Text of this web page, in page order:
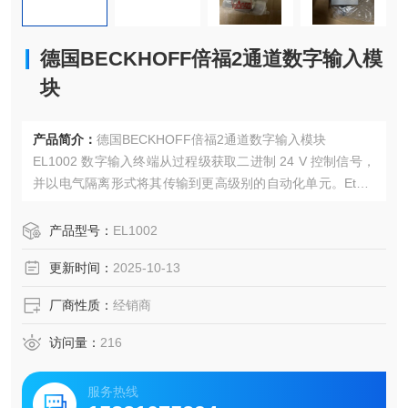
德国BECKHOFF倍福2通道数字输入模
块
产品简介： 德国BECKHOFF倍福2通道数字输入模块
EL1002 数字输入终端从过程级获取二进制 24 V 控制信号，
并以电气隔离形式将其传输到更高级别的自动化单元。Ether
产品型号： EL1002
更新时间： 2025-10-13
厂商性质： 经销商
访问量： 216
服务热线